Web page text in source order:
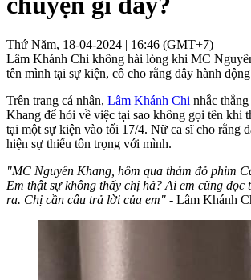
Thứ Năm, 18-04-2024 | 16:46 (GMT+7)
Lâm Khánh Chi không hài lòng khi MC
tên mình tại sự kiện, cô cho rằng đây hành
Trên trang cá nhân, Lâm Khánh Chi nhắc
Khang để hỏi về việc tại sao không gọi tên khi
tại một sự kiện vào tối 17/4. Nữ ca sĩ cho rằng
hiện sự thiếu tôn trọng với mình.
"MC Nguyên Khang, hôm qua thảm đỏ phim
Em thật sự không thấy chị hả? Ai em cũng đọc
ra. Chị cần câu trả lời của em" - Lâm Khánh